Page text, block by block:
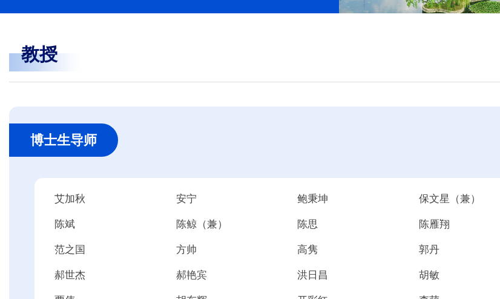
教授
博士生导师
艾加秋 安宁 鲍秉坤 保文星（兼）
陈斌 陈鲸（兼） 陈思 陈雁翔
范之国 方帅 高隽 郭丹
郝世杰 郝艳宾 洪日昌 胡敏